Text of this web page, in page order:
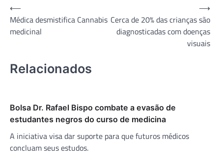
Navegação
de
Post
⟵
Médica desmistifica Cannabis
medicinal
Cerca de 20% das crianças são
diagnosticadas com doenças
visuais
⟶
Relacionados
Bolsa Dr. Rafael Bispo combate a evasão de
estudantes negros do curso de medicina
A iniciativa visa dar suporte para que futuros médicos
concluam seus estudos.